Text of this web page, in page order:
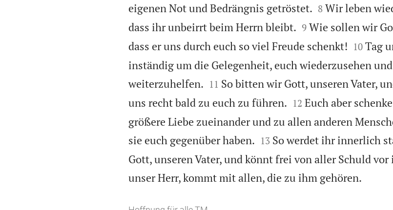
eigenen Not und Bedrängnis getröstet.
8 Wir leben
dass ihr unbeirrt beim Herrn bleibt.
9 Wie sollen wir
dass er uns durch euch so viel Freude schenkt!
10 Tag
inständig um die Gelegenheit, euch wiederzusehen
weiterzuhelfen.
11 So bitten wir Gott, unseren Vater,
uns recht bald zu euch zu führen.
12 Euch aber
größere Liebe zueinander und zu allen anderen
sie euch gegenüber haben.
13 So werdet ihr innerlich
Gott, unseren Vater, und könnt frei von aller Schuld vor
unser Herr, kommt mit allen, die zu ihm gehören.